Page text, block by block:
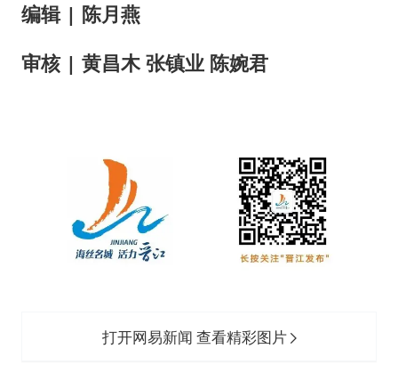
编辑 | 陈月燕
审核 | 黄昌木 张镇业 陈婉君
打开网易新闻 查看精彩图片